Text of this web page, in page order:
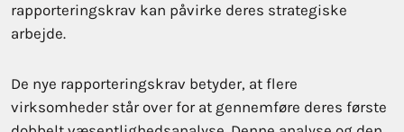
rapporteringskrav kan påvirke deres strategiske
arbejde.
De nye rapporteringskrav betyder, at flere
virksomheder står over for at gennemføre deres første